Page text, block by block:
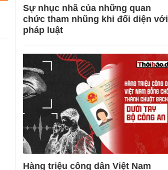
Sự nhục nhã của những quan
chức tham nhũng khi đối diện với
pháp luật
Hàng triệu công dân Việt Nam